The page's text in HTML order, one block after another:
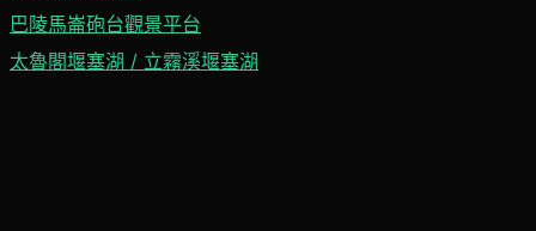
巴陵馬崙砲台觀景平台
太魯閣堰塞湖 / 立霧溪堰塞湖